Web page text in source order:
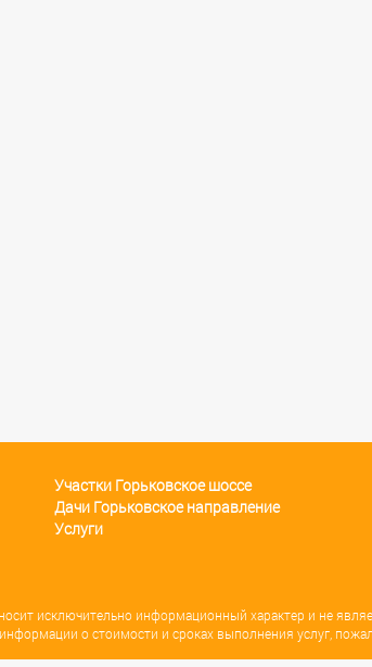
Участки Горьковское шоссе
Дачи Горьковское направление
Услуги
исключительно информационный характер и не
о стоимости и сроках выполнения услуг,